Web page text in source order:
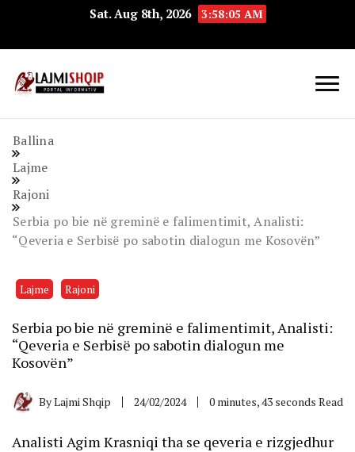
Sat. Aug 8th, 2026 3:58:05 AM
Ballina
Lajme
Rajoni
Serbia po bie në greminë e falimentimit, Analisti:
“Qeveria e Serbisë po sabotin dialogun me Kosovën”
Lajme Rajoni
Serbia po bie në greminë e falimentimit, Analisti:
“Qeveria e Serbisë po sabotin dialogun me
Kosovën”
ByLajmi Shqip 24/02/2024 0 minutes, 43 seconds Read
Analisti Agim Krasniqi tha se qeveria e rizgjedhur